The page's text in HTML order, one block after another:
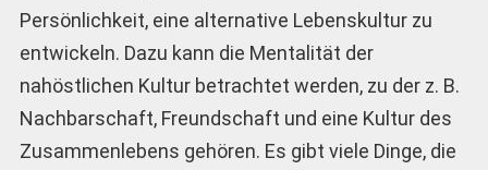
Persönlichkeit, eine alternative Lebenskultur zu
entwickeln. Dazu kann die Mentalität der
nahöstlichen Kultur betrachtet werden, zu der z. B.
Nachbarschaft, Freundschaft und eine Kultur des
Zusammenlebens gehören. Es gibt viele Dinge, die